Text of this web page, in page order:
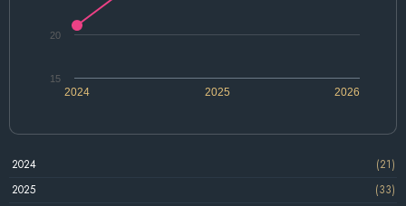
2024 2026
2025
15
20
2024
(21)
2025
(33)